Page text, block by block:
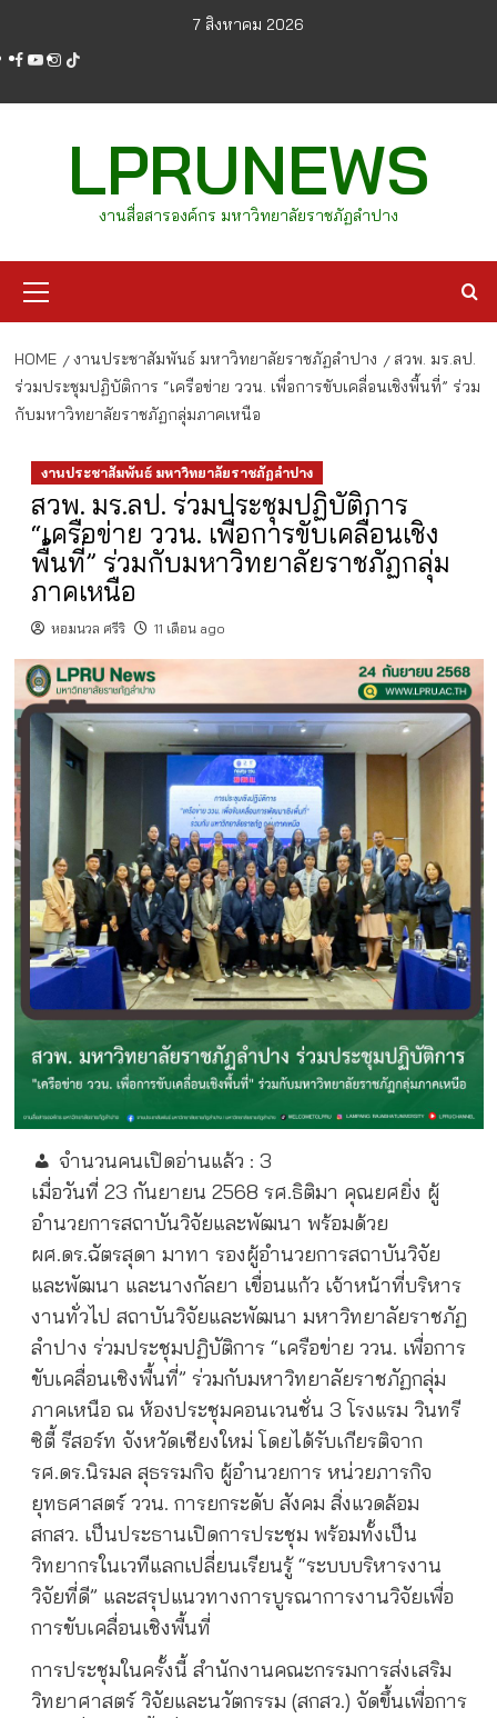
content
7 สิงหาคม 2026
facebook
youtube
instagram
tiktok
LPRUNEWS
งานสื่อสารองค์กร มหาวิทยาลัยราชภัฏลำปาง
Menu
HOME งานประชาสัมพันธ์ มหาวิทยาลัยราชภัฏลำปาง
สวพ. มร.ลป.
ร่วมประชุมปฏิบัติการ “เครือข่าย ววน. เพื่อการขับเคลื่อนเชิงพื้นที่” ร่วม
กับมหาวิทยาลัยราชภัฏกลุ่มภาคเหนือ
งานประชาสัมพันธ์ มหาวิทยาลัยราชภัฏลำปาง
สวพ. มร.ลป. ร่วมประชุมปฏิบัติการ
“เครือข่าย ววน. เพื่อการขับเคลื่อนเชิง
พื้นที่” ร่วมกับมหาวิทยาลัยราชภัฏกลุ่ม
ภาคเหนือ
หอมนวล ศรีริ 11 เดือน ago
จำนวนคนเปิดอ่านแล้ว : 3
เมื่อวันที่ 23 กันยายน 2568 รศ.ธิติมา คุณยศยิ่ง ผู้
อำนวยการสถาบันวิจัยและพัฒนา พร้อมด้วย
ผศ.ดร.ฉัตรสุดา มาทา รองผู้อำนวยการสถาบันวิจัย
และพัฒนา และนางกัลยา เขื่อนแก้ว เจ้าหน้าที่บริหาร
งานทั่วไป สถาบันวิจัยและพัฒนา มหาวิทยาลัยราชภัฏ
ลำปาง ร่วมประชุมปฏิบัติการ “เครือข่าย ววน. เพื่อการ
ขับเคลื่อนเชิงพื้นที่” ร่วมกับมหาวิทยาลัยราชภัฏกลุ่ม
ภาคเหนือ ณ ห้องประชุมคอนเวนชั่น 3 โรงแรม วินทรี
ซิตี้ รีสอร์ท จังหวัดเชียงใหม่ โดยได้รับเกียรติจาก
รศ.ดร.นิรมล สุธรรมกิจ ผู้อํานวยการ หน่วยภารกิจ
ยุทธศาสตร์ ววน. การยกระดับ สังคม สิ่งแวดล้อม
สกสว. เป็นประธานเปิดการประชุม พร้อมทั้งเป็น
วิทยากรในเวทีแลกเปลี่ยนเรียนรู้ “ระบบบริหารงาน
วิจัยที่ดี” และสรุปแนวทางการบูรณาการงานวิจัยเพื่อ
การขับเคลื่อนเชิงพื้นที่
การประชุมในครั้งนี้ สำนักงานคณะกรรมการส่งเสริม
วิทยาศาสตร์ วิจัยและนวัตกรรม (สกสว.) จัดขึ้นเพื่อการ